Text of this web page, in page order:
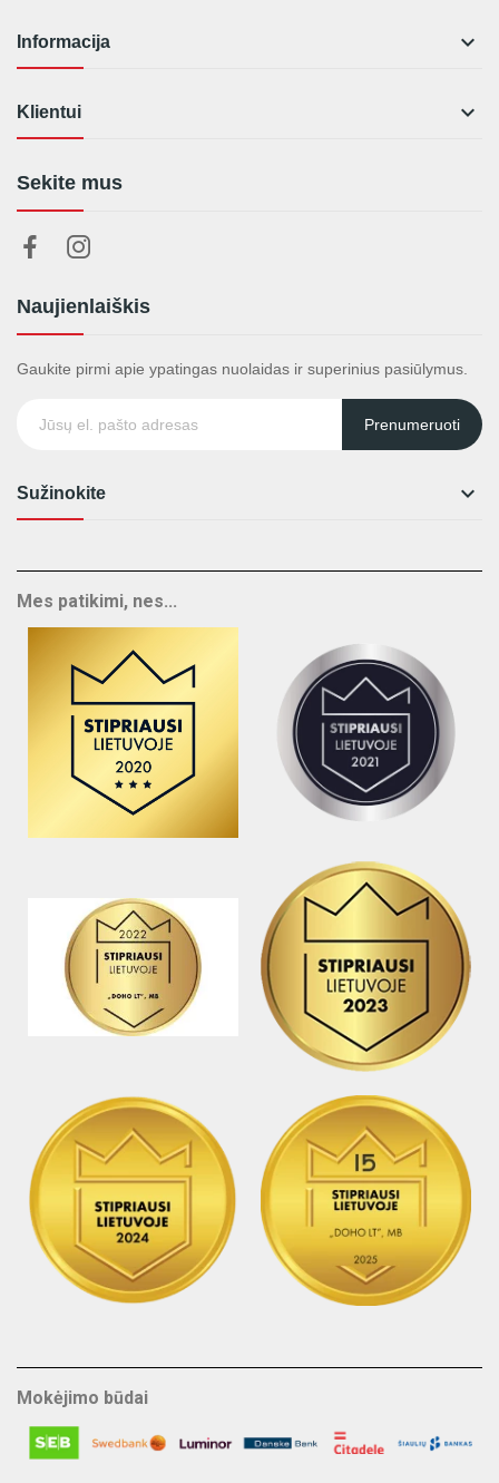
Informacija 
Klientui 
Sekite mus
Naujienlaiškis
Gaukite pirmi apie ypatingas nuolaidas ir superinius pasiūlymus.
Prenumeruoti
Sužinokite 
Mes patikimi, nes...
Mokėjimo būdai